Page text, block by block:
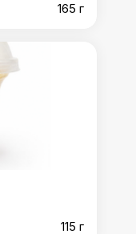
165 г
115 г